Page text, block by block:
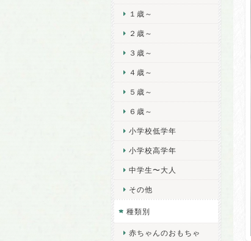
１歳～
２歳～
３歳～
４歳～
５歳～
６歳～
小学校低学年
小学校高学年
中学生〜大人
その他
種類別
赤ちゃんのおもちゃ